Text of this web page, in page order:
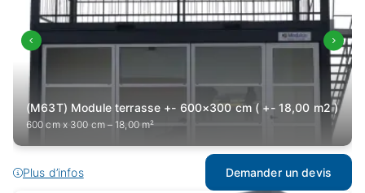
(M63T) Module terrasse +- 600×300 cm ( +- 18,00 m2 )
600 cm x 300 cm – 18,00 m²
Plus d’infos Demander un devis